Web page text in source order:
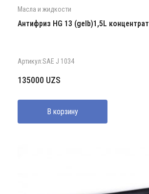
Масла и жидкости
Антифриз HG 13 (gelb)1,5L концентрат
Артикул:SAE J 1034
135000 UZS
В корзину